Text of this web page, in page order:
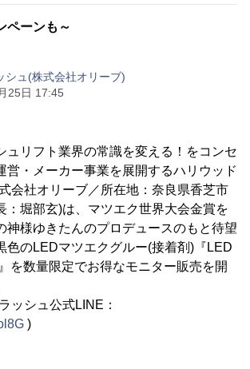
ペーンも～
シュ(株式会社オリーブ)
25日 17:45
ュリフト業界の常識を変える！をコンセ
営・メーカー事業を展開するハリウッド
会社オリーブ／所在地：奈良県香芝市
：堀部玄)は、マツエク世界大会金賞を
神様ゆきたんのプロデュースのもと待望
色のLEDマツエクグルー(接着剤)『LED
を数量限定でお得なモニター販売を開
ッシュ公式LINE：
)